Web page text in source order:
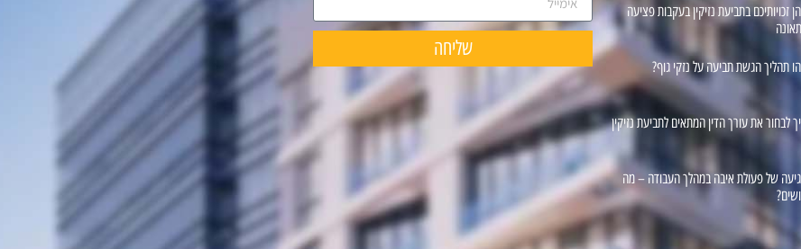
זכויותיכם בתביעת נזיקין בעקבות פציעה
תהליך הגשת תביעה על נזקי גוף?
לבחור את עורך הדין המתאים לתביעת נזיקין
של פעולת איבה במהלך העבודה – מה
שליחה